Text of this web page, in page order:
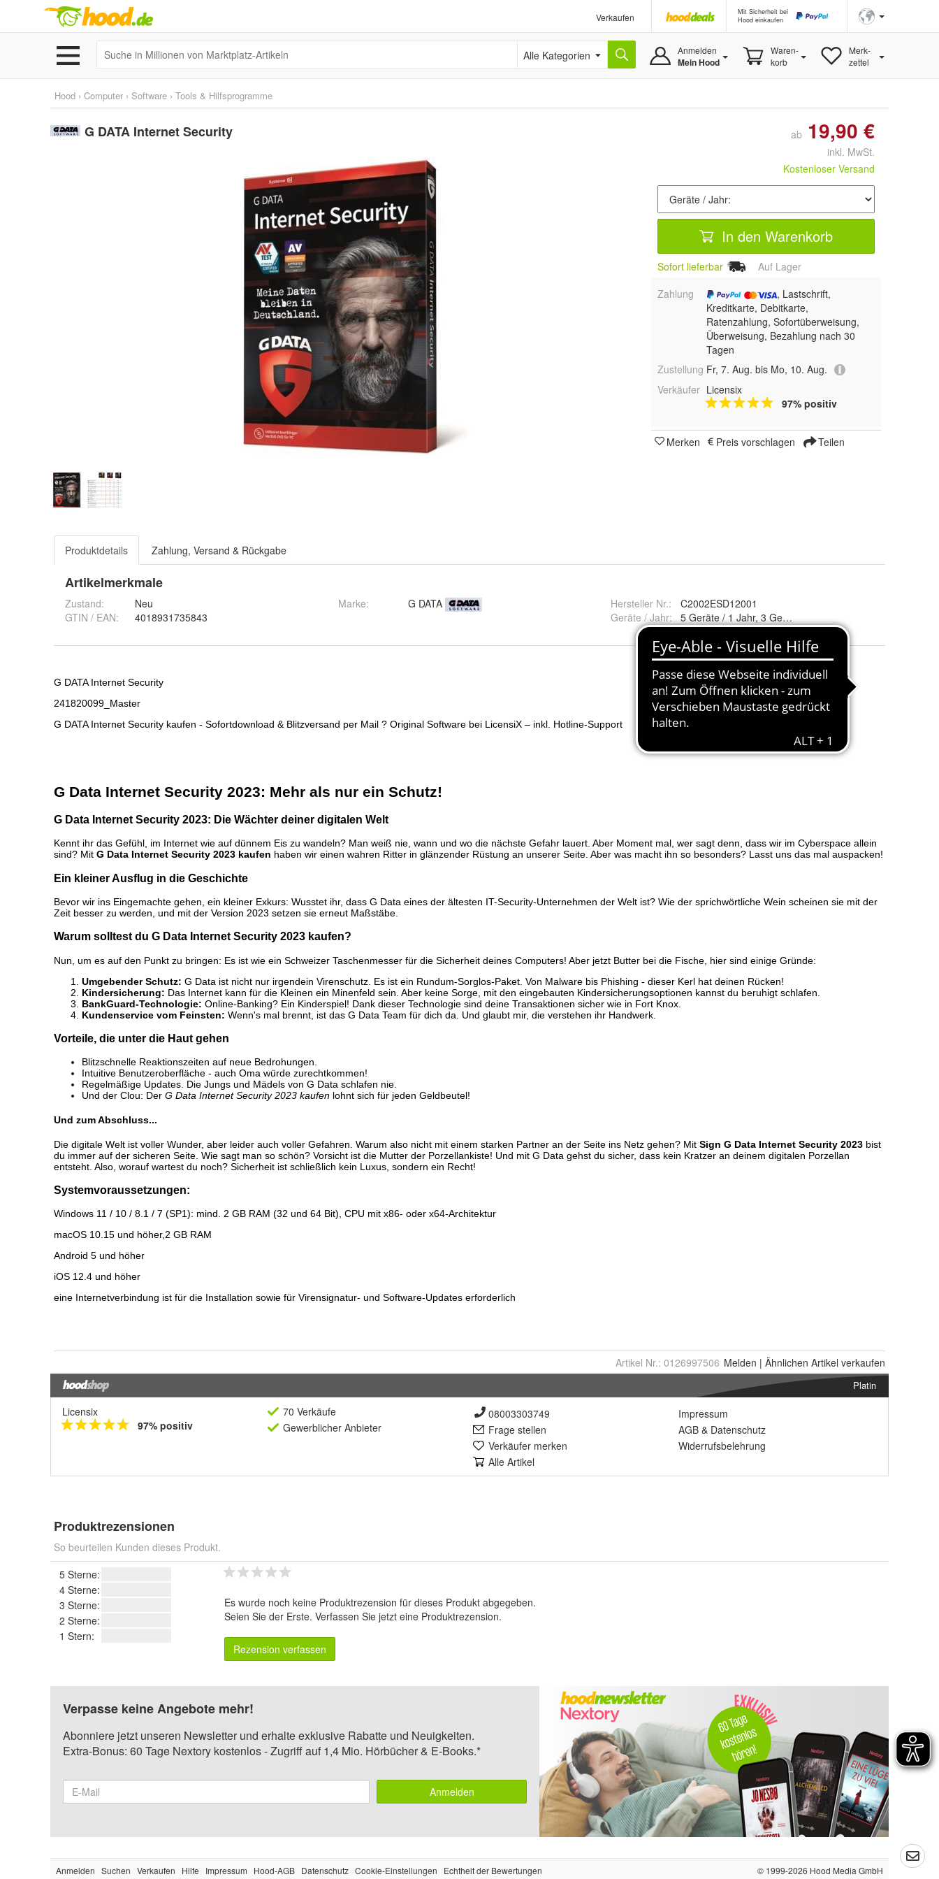
Verkaufen
Mit Sicherheit bei
Hood einkaufen
Alle Kategorien Anmelden
Mein Hood
Waren-
korb
Merk-
zettel
Hood › Computer › Software › Tools & Hilfsprogramme
G DATA Internet Security ab 19,90 €
inkl. MwSt.
Kostenloser Versand
In den Warenkorb
Sofort lieferbar
Auf Lager
Zahlung
, Lastschrift,
Kreditkarte, Debitkarte,
Ratenzahlung, Sofortüberweisung,
Überweisung, Bezahlung nach 30
Tagen
Zustellung Fr, 7. Aug. bis Mo, 10. Aug.
Verkäufer Licensix
97% positiv
Merken Preis vorschlagen Teilen
Produktdetails Zahlung, Versand & Rückgabe
Artikelmerkmale
Zustand:
Neu
GTIN / EAN:
4018931735843
Marke: G DATA Hersteller Nr.:
C2002ESD12001
Geräte / Jahr: 5 Geräte / 1 Jahr, 3 Geräte / 1 Jahr, 10 Geräte / 2
Artikel Nr.: 0126997506 Melden | Ähnlichen Artikel verkaufen
Platin
Licensix
97% positiv
70 Verkäufe
Gewerblicher Anbieter
08003303749
Frage stellen
Verkäufer merken
Alle Artikel
Impressum
AGB & Datenschutz
Widerrufsbelehrung
Produktrezensionen
So beurteilen Kunden dieses Produkt.
5 Sterne:
4 Sterne:
3 Sterne:
2 Sterne:
1 Stern:
Es wurde noch keine Produktrezension für dieses Produkt abgegeben.
Seien Sie der Erste. Verfassen Sie jetzt eine Produktrezension.
Rezension verfassen
Verpasse keine Angebote mehr!
Abonniere jetzt unseren Newsletter und erhalte exklusive Rabatte und Neuigkeiten.
Extra-Bonus: 60 Tage Nextory kostenlos - Zugriff auf 1,4 Mio. Hörbücher & E-Books.*
Anmelden
Anmelden Suchen Verkaufen Hilfe Impressum Hood-AGB Datenschutz Cookie-Einstellungen Echtheit der Bewertungen © 1999-2026 Hood Media GmbH